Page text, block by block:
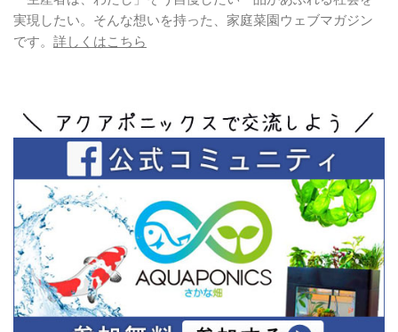
実現したい。そんな想いを持った、家庭菜園ウェブマガジン
です。 詳しくはこちら